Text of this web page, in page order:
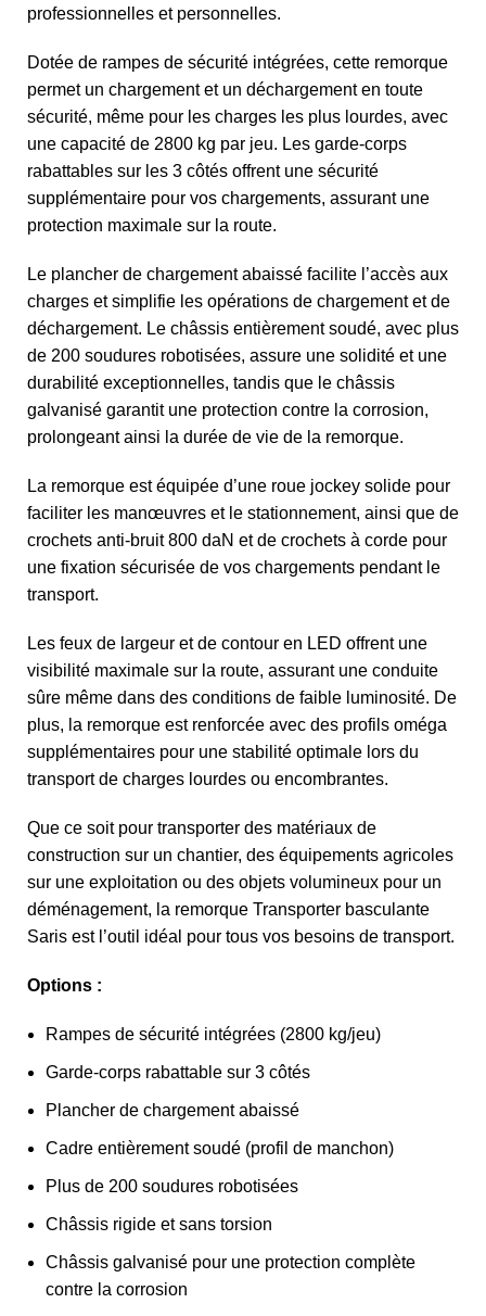
professionnelles et personnelles.
Dotée de rampes de sécurité intégrées, cette remorque
permet un chargement et un déchargement en toute
sécurité, même pour les charges les plus lourdes, avec
une capacité de 2800 kg par jeu. Les garde-corps
rabattables sur les 3 côtés offrent une sécurité
supplémentaire pour vos chargements, assurant une
protection maximale sur la route.
Le plancher de chargement abaissé facilite l’accès aux
charges et simplifie les opérations de chargement et de
déchargement. Le châssis entièrement soudé, avec plus
de 200 soudures robotisées, assure une solidité et une
durabilité exceptionnelles, tandis que le châssis
galvanisé garantit une protection contre la corrosion,
prolongeant ainsi la durée de vie de la remorque.
La remorque est équipée d’une roue jockey solide pour
faciliter les manœuvres et le stationnement, ainsi que de
crochets anti-bruit 800 daN et de crochets à corde pour
une fixation sécurisée de vos chargements pendant le
transport.
Les feux de largeur et de contour en LED offrent une
visibilité maximale sur la route, assurant une conduite
sûre même dans des conditions de faible luminosité. De
plus, la remorque est renforcée avec des profils oméga
supplémentaires pour une stabilité optimale lors du
transport de charges lourdes ou encombrantes.
Que ce soit pour transporter des matériaux de
construction sur un chantier, des équipements agricoles
sur une exploitation ou des objets volumineux pour un
déménagement, la remorque Transporter basculante
Saris est l’outil idéal pour tous vos besoins de transport.
Options :
Rampes de sécurité intégrées (2800 kg/jeu)
Garde-corps rabattable sur 3 côtés
Plancher de chargement abaissé
Cadre entièrement soudé (profil de manchon)
Plus de 200 soudures robotisées
Châssis rigide et sans torsion
Châssis galvanisé pour une protection complète
contre la corrosion